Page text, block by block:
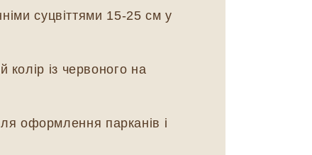
суцвіттями 15-25 см у
колір із червоного на
оформлення парканів і